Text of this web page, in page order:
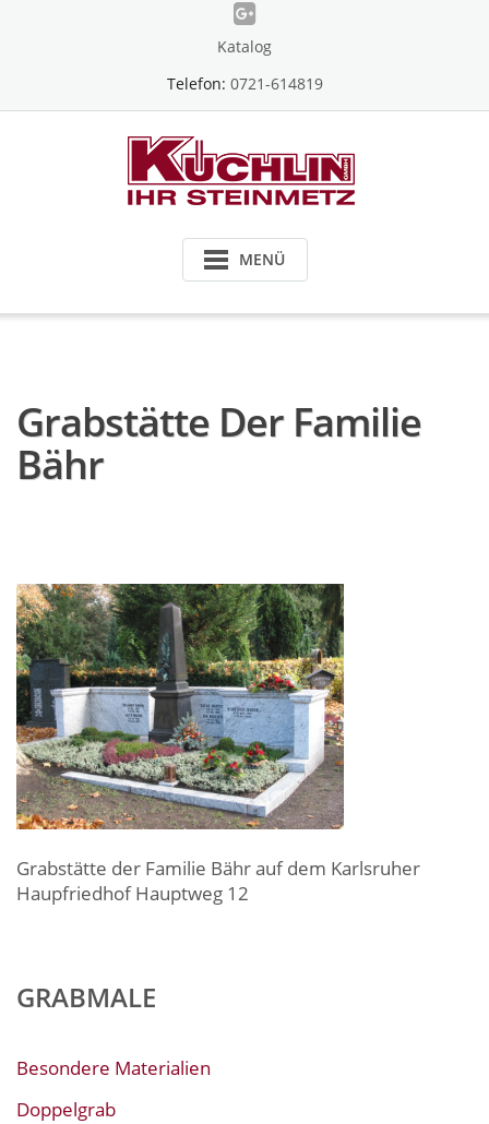
Katalog
Telefon: 0721-614819
MENÜ
Grabstätte Der Familie
Bähr
Grabstätte der Familie Bähr auf dem Karlsruher
Haupfriedhof Hauptweg 12
GRABMALE
Besondere Materialien
Doppelgrab